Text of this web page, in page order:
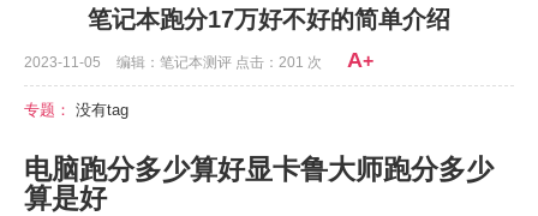
笔记本跑分17万好不好的简单介绍
2023-11-05 编辑：笔记本测评 点击：201 次 A+
专题： 没有tag
电脑跑分多少算好显卡鲁大师跑分多少
算是好